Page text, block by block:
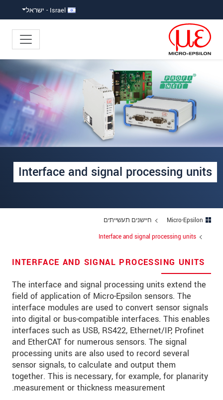
Israel - ישראל
Interface and signal processing units
Micro-Epsilon
חיישנים תעשייתים
Interface and signal processing units
INTERFACE AND SIGNAL PROCESSING UNITS
The interface and signal processing units extend the
field of application of Micro-Epsilon sensors. The
interface modules are used to convert sensor signals
into digital or bus-compatible interfaces. This enables
interfaces such as USB, RS422, Ethernet/IP, Profinet
and EtherCAT for numerous sensors. The signal
processing units are also used to record several
sensor signals, to calculate and output them
together. This is necessary, for example, for planarity
measurement or thickness measurement.